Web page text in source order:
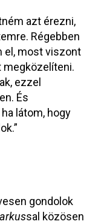
azt érezni,
Régebben
el, most viszont
megközelíteni.
ezzel
És
látom, hogy
gondolok
sal közösen